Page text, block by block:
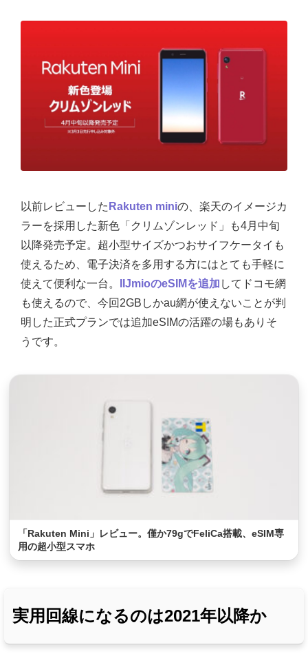
以前レビューした Rakuten miniの、楽天のイメージカ
ラーを採用した新色「クリムゾンレッド」も4月中旬
以降発売予定。超小型サイズかつおサイフケータイも
使えるため、電子決済を多用する方にはとても手軽に
使えて便利な一台。
IIJmioのeSIMを追加 してドコモ網
も使えるので、今回2GBしかau網が使えないことが判
明した正式プランでは追加eSIMの活躍の場もありそ
うです。
「Rakuten Mini」レビュー。僅か79gでFeliCa搭載、eSIM専
用の超小型スマホ
実用回線になるのは2021年以降か